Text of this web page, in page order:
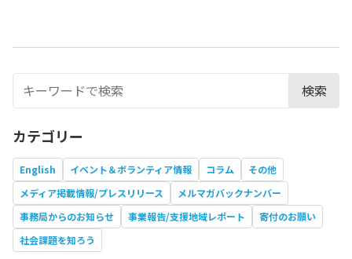
検索
カテゴリー
English イベント＆ボランティア情報 コラム
その他
メディア掲載情報/プレスリリース
メルマガバックナンバー
事務局からのお知らせ
事業報告/支援地域レポート
寄付のお願い
社会課題を知ろう